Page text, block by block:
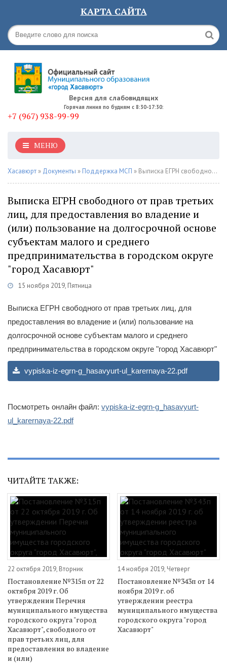
КАРТА САЙТА
Версия для слабовидящих
Горячая линия по будням с 8:30-17:30:
+7 (967) 938-99-99
МЕНЮ
Хасавюрт » Документы » Поддержка МСП » Выписка ЕГРН свободного от прав третьих лиц, для предоставления во владение и (или) пользование на долгосрочной основе субъектам малого и среднего предпринимательства в городском округе "город Хасавюрт"
Выписка ЕГРН свободного от прав третьих
лиц, для предоставления во владение и
(или) пользование на долгосрочной основе
субъектам малого и среднего
предпринимательства в городском округе
"город Хасавюрт"
15 ноября 2019, Пятница
Выписка ЕГРН свободного от прав третьих лиц, для
предоставления во владение и (или) пользование на
долгосрочной основе субъектам малого и среднего
предпринимательства в городском округе "город Хасавюрт"
vypiska-iz-egrn-g_hasavyurt-ul_karernaya-22.pdf
Посмотреть онлайн файл: vypiska-iz-egrn-g_hasavyurt-
ul_karernaya-22.pdf
ЧИТАЙТЕ ТАКЖЕ:
22 октября 2019, Вторник
Постановление №315п от 22
октября 2019 г. Об
утверждении Перечня
муниципального имущества
городского округа "город
Хасавюрт", свободного от
прав третьих лиц, для
предоставления во владение
и (или)
14 ноября 2019, Четверг
Постановление №343п от 14
ноября 2019 г. об
утверждении реестра
муниципального имущества
городского округа "город
Хасавюрт"